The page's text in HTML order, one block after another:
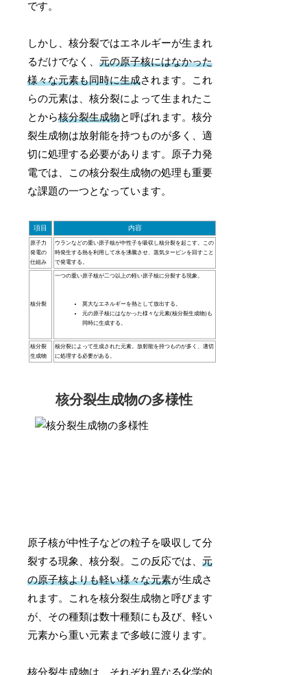
です。
しかし、核分裂ではエネルギーが生まれ
るだけでなく、元の原子核にはなかった
様々な元素も同時に生成されます。これ
らの元素は、核分裂によって生まれたこ
とから核分裂生成物と呼ばれます。核分
裂生成物は放射能を持つものが多く、適
切に処理する必要があります。原子力発
電では、この核分裂生成物の処理も重要
な課題の一つとなっています。
項目 内容
原子力
発電の
仕組み
ウランなどの重い原子核が中性子を吸収し核分裂を起こす。この
時発生する熱を利用して水を沸騰させ、蒸気タービンを回すこと
で発電する。
核分裂
一つの重い原子核が二つ以上の軽い原子核に分裂する現象 。
莫大なエネルギーを熱として放出する。
元の原子核にはなかった様々な元素(核分裂生成物)も
同時に生成する 。
核分裂
生成物
核分裂によって生成された元素。放射能を持つものが多く、適切
に処理する必要がある。
核分裂生成物の多様性
原子核が中性子などの粒子を吸収して分
裂する現象、核分裂。この反応では、元
の原子核よりも軽い様々な元素が生成さ
れます。これを核分裂生成物と呼びます
が、その種類は数十種類にも及び、軽い
元素から重い元素まで多岐に渡ります。
核分裂生成物は、それぞれ異なる化学的